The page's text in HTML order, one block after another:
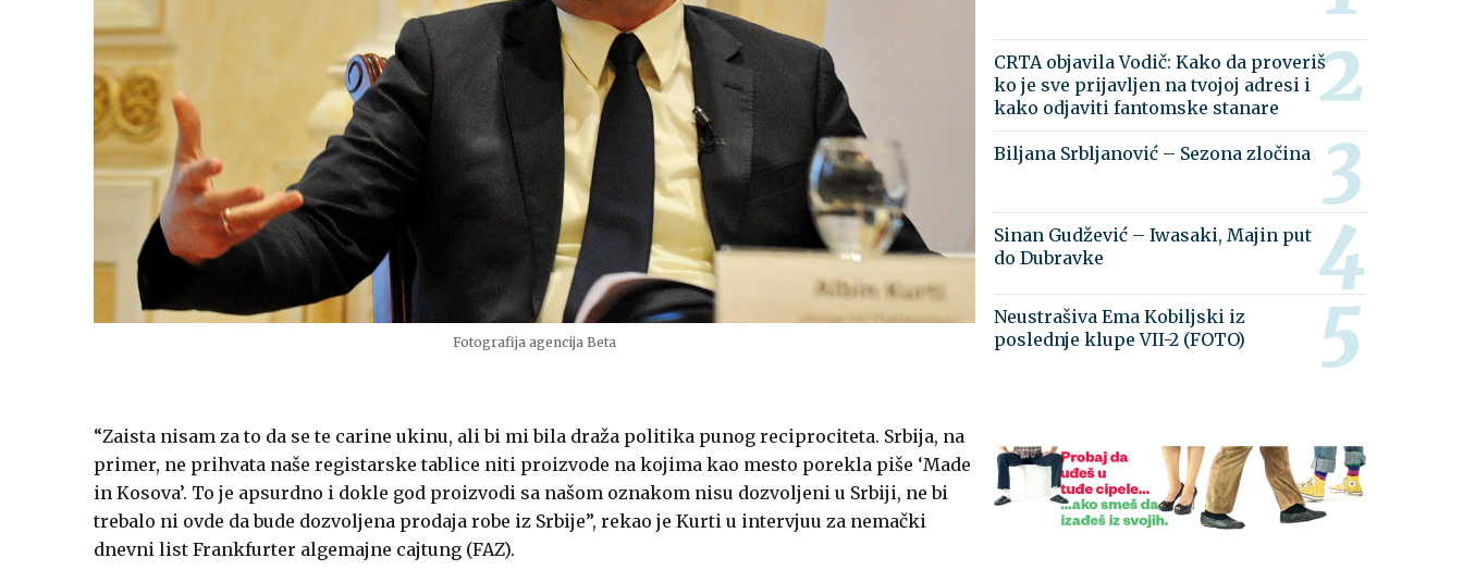
Fotografija agencija Beta
“Zaista nisam za to da se te carine ukinu, ali bi mi bila draža politika punog reciprociteta. Srbija, na
primer, ne prihvata naše registarske tablice niti proizvode na kojima kao mesto porekla piše ‘Made
in Kosova’. To je apsurdno i dokle god proizvodi sa našom oznakom nisu dozvoljeni u Srbiji, ne bi
trebalo ni ovde da bude dozvoljena prodaja robe iz Srbije”, rekao je Kurti u intervjuu za nemački
dnevni list Frankfurter algemajne cajtung (FAZ).
CRTA objavila Vodič: Kako da proveriš
ko je sve prijavljen na tvojoj adresi i
kako odjaviti fantomske stanare
Biljana Srbljanović – Sezona zločina
Sinan Gudžević – Iwasaki, Majin put
do Dubravke
Neustrašiva Ema Kobiljski iz
poslednje klupe VII-2 (FOTO)